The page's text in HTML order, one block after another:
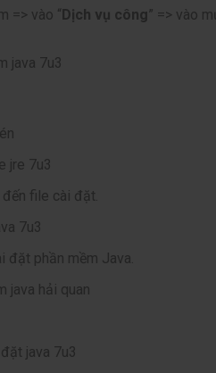
=> vào “ Dịch vụ công” => vào
file cài đặt.
phần mềm Java.